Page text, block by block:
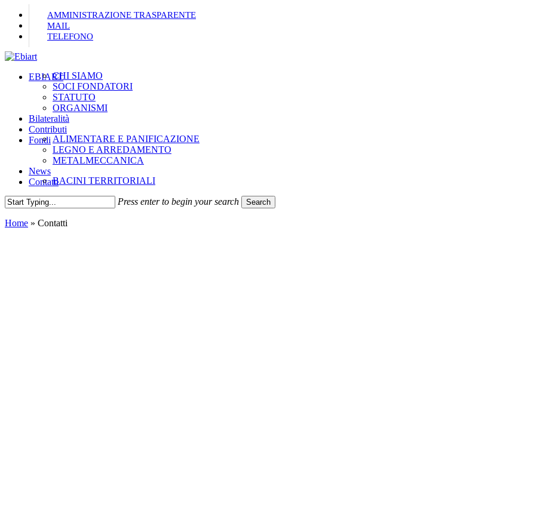
Skip
main
content
AMMINISTRAZIONE TRASPARENTE
MAIL
TELEFONO
Menu EBIARTCHI SIAMO
SOCI FONDATORI
STATUTO
ORGANISMI
Bilateralità
Contributi
Fondi ALIMENTARE E PANIFICAZIONE
LEGNO E ARREDAMENTO
METALMECCANICA
News
ContattiBACINI TERRITORIALI
Press enter to begin your search Search
Search
Home » Contatti